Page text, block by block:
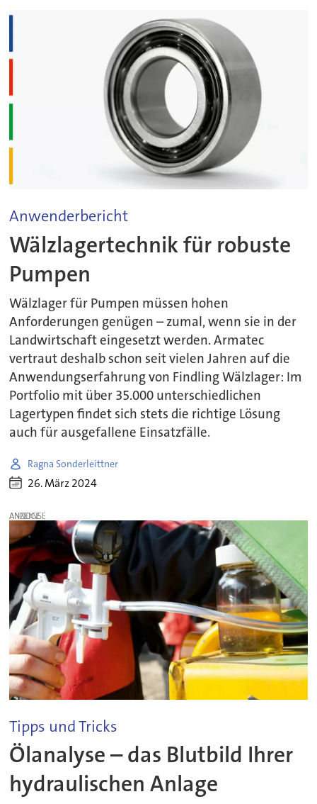
Anwenderbericht
Wälzlagertechnik für robuste
Pumpen
Wälzlager für Pumpen müssen hohen
Anforderungen genügen – zumal, wenn sie in der
Landwirtschaft eingesetzt werden. Armatec
vertraut deshalb schon seit vielen Jahren auf die
Anwendungserfahrung von Findling Wälzlager: Im
Portfolio mit über 35.000 unterschiedlichen
Lagertypen findet sich stets die richtige Lösung
auch für ausgefallene Einsatzfälle.
Ragna Sonderleittner
26. März 2024
ANZEIGE
Tipps und Tricks
Ölanalyse – das Blutbild Ihrer
hydraulischen Anlage